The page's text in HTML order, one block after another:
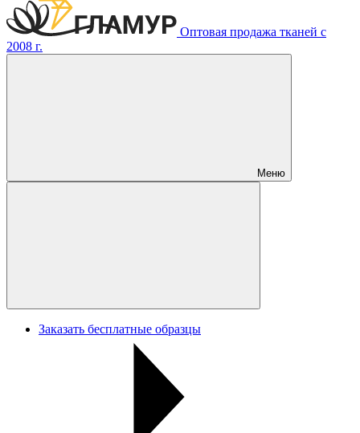
Оптовая продажа тканей с
2008 г.
Меню
Заказать бесплатные образцы